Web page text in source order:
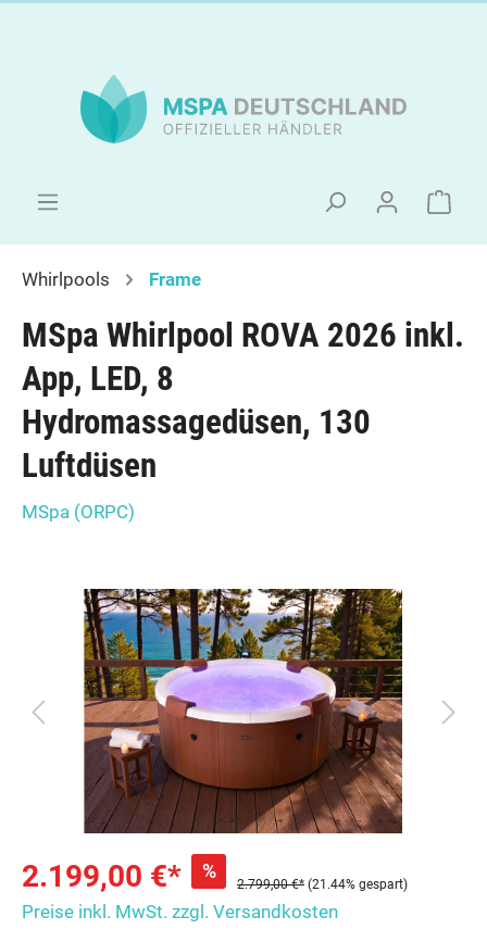
Whirlpools Frame
MSpa Whirlpool ROVA 2026 inkl.
App, LED, 8
Hydromassagedüsen, 130
Luftdüsen
MSpa (ORPC)
2.199,00 €* %
2.799,00 €* (21.44% gespart)
Preise inkl. MwSt. zzgl. Versandkosten